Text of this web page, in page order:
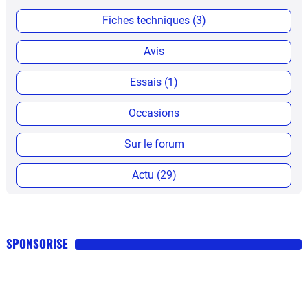
Fiches techniques (3)
Avis
Essais (1)
Occasions
Sur le forum
Actu (29)
SPONSORISE